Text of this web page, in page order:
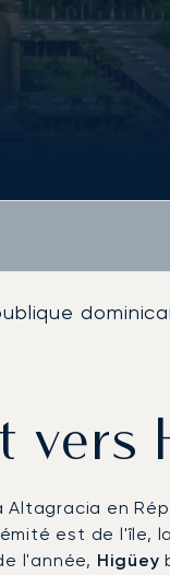
vers
en
est de l'île,
l'année, Higüey